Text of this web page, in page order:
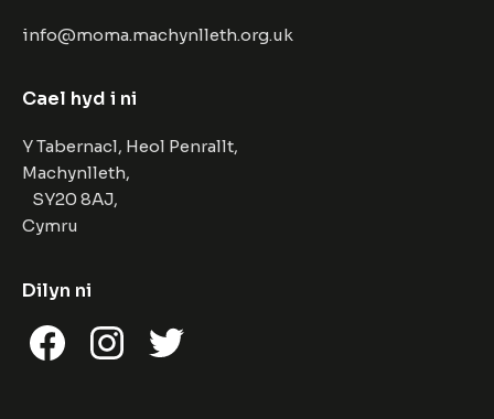
info@moma.machynlleth.org.uk
Cael hyd i ni
Y Tabernacl, Heol Penrallt,
Machynlleth,
SY20 8AJ,
Cymru
Dilyn ni
FacebookInstagramTwitter